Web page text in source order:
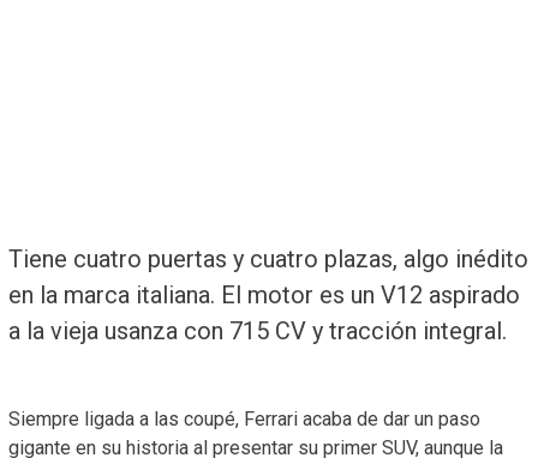
Tiene cuatro puertas y cuatro plazas, algo inédito
en la marca italiana. El motor es un V12 aspirado
a la vieja usanza con 715 CV y tracción integral.
Siempre ligada a las coupé, Ferrari acaba de dar un paso
gigante en su historia al presentar su primer SUV, aunque la